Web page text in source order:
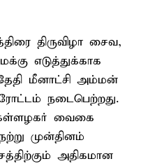
திருவிழா சைவ,
எடுத்துக்காக
மீனாட்சி அம்மன்
நடைபெற்றது.
கள்ளழகர் வைகை
முன்தினம்
அதிகமான